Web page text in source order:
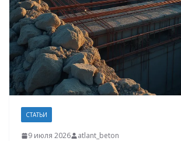
СТАТЬИ
9 июля 2026 atlant_beton